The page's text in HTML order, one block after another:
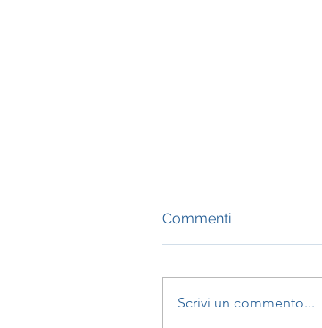
Commenti
Scrivi un commento...